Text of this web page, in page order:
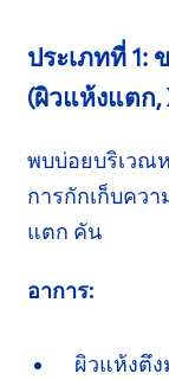
ประเภทที่ 1:
(ผิวแห้งแตก,
พบบ่อยบริเวณ
การกักเก็บคว
แตก คัน
อาการ:
ผิวแห้งตึง